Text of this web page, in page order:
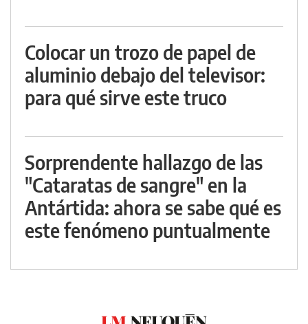
Colocar un trozo de papel de
aluminio debajo del televisor:
para qué sirve este truco
Sorprendente hallazgo de las
"Cataratas de sangre" en la
Antártida: ahora se sabe qué es
este fenómeno puntualmente